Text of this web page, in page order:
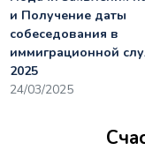
и Получение даты
собеседования в
иммиграционной
2025
24/03/2025